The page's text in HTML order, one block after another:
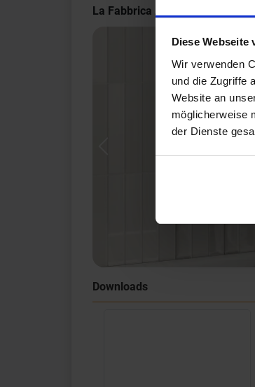
Diese Webseite
Wir verwenden
und die Zugriffe
Website an
möglicherweise
der Dienste
La Fabbrica Ava UP
Downloads